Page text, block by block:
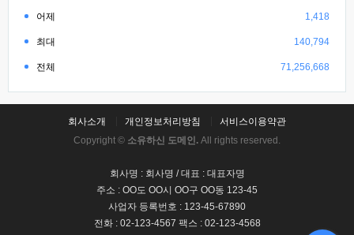
어제 1,418
최대 140,794
전체 71,256,668
회사소개 개인정보처리방침
서비스이용약관
Copyright © 소유하신 도메인. All rights reserved.
회사명 : 회사명 / 대표 : 대표자명
주소 : OO도 OO시 OO구 OO동 123-45
사업자 등록번호 : 123-45-67890
전화 : 02-123-4567 팩스 : 02-123-4568